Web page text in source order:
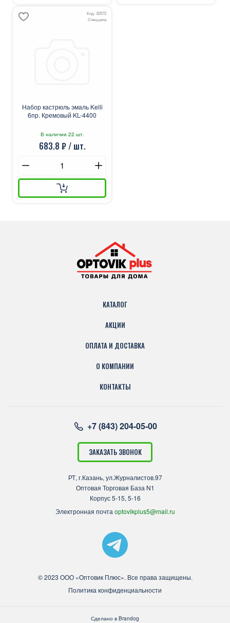
Код: 32572
Спеццена
Набор кастрюль эмаль Kelli
6пр. Кремовый KL-4400
В наличии 22 шт.
683.8 ₽ / шт.
КАТАЛОГ
АКЦИИ
ОПЛАТА И ДОСТАВКА
О КОМПАНИИ
КОНТАКТЫ
+7 (843) 204-05-00
ЗАКАЗАТЬ ЗВОНОК
РТ, г.Казань, ул.Журналистов.97
Оптовая Торговая База N1
Корпус 5-15, 5-16
Электронная почта optovikplus5@mail.ru
© 2023 ООО «Оптовик Плюс». Все права защищены.
Политика конфиденциальности
Сделано в Brandog